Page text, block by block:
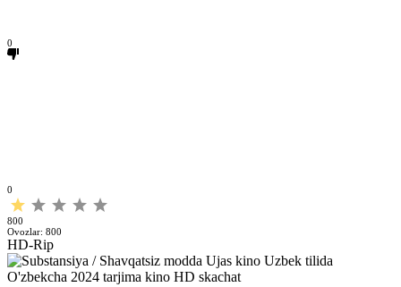
0
0
800
Ovozlar: 800
HD-Rip